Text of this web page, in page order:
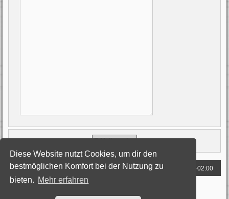
Diese Website nutzt Cookies, um dir den
bestmöglichen Komfort bei der Nutzung zu
bieten. Mehr erfahren
Foren-Übersicht Alle Zeiten sind UTC+02:00
Deutsche Übersetzung durchphpBB.de